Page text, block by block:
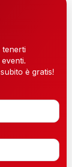
tenerti
è gratis!